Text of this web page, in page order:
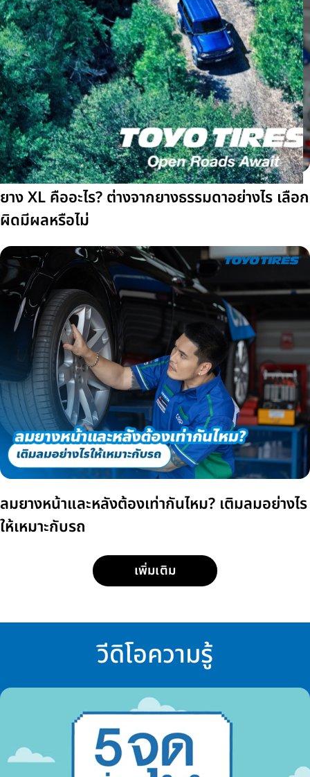
ยาง XL คืออะไร? ต่างจากยางธรรมดาอย่างไร เลือก
ผิดมีผลหรือไม่
ลมยางหน้าและหลังต้องเท่ากันไหม? เติมลมอย่างไร
ให้เหมาะกับรถ
เพิ่มเติม
วีดิโอความรู้